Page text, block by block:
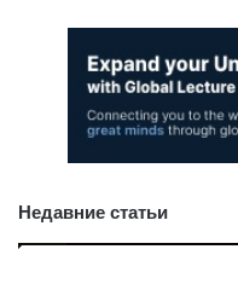
Недавние статьи